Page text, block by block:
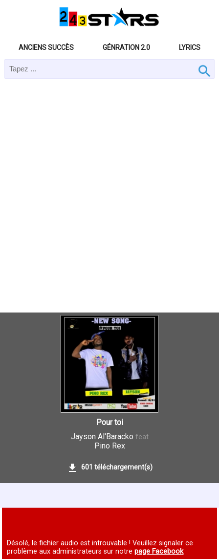
ANCIENS SUCCÈS GÉNRATION 2.0 LYRICS
Pour toi
Jayson Al'Baracko feat
Pino Rex
601 téléchargement(s)
Désolé, le fichier audio est introuvable ! Veuillez signaler ce
problème aux administrateurs sur notrepage Facebook